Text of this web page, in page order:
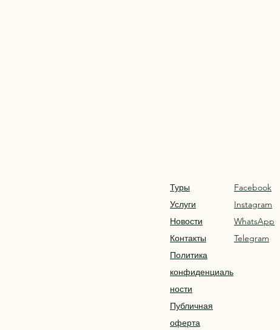
Туры
Услуги
Новости
Контакты
Политика
конфиденциаль
ности
Публичная
оферта
Facebook
Instagram
WhatsApp
Telegram